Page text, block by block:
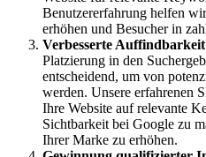
Benutzererfahrung helfen
erhöhen und Besucher in
Verbesserte Auffindbarkeit
Platzierung in den
entscheidend, um von
werden. Unsere erfahrenen
Ihre Website auf relevante
Sichtbarkeit bei Google zu
Ihrer Marke zu erhöhen.